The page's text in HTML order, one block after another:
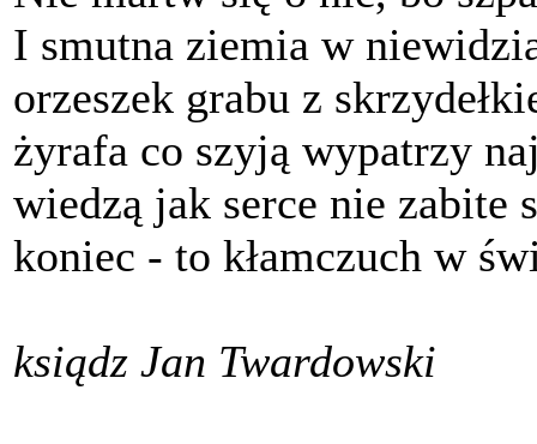
I smutna ziemia w
orzeszek grabu z
żyrafa co szyją wypatrzy
wiedzą jak serce nie zabite
koniec - to kłamczuch w
ksiądz Jan Twardowski